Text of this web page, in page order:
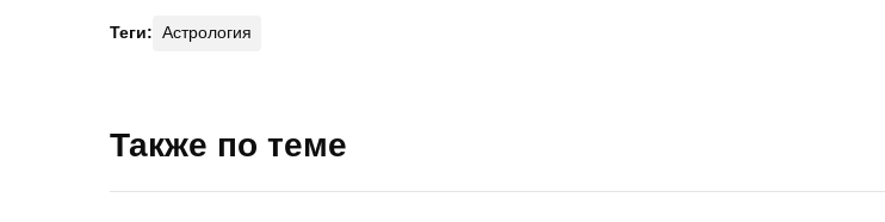
Теги: Астрология
Также по теме